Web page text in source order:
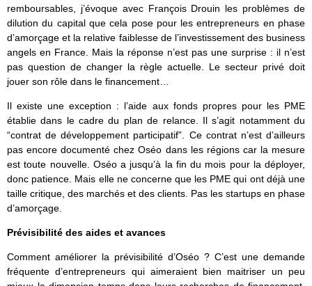
remboursables, j’évoque avec François Drouin les problèmes de
dilution du capital que cela pose pour les entrepreneurs en phase
d’amorçage et la relative faiblesse de l’investissement des business
angels en France. Mais la réponse n’est pas une surprise : il n’est
pas question de changer la règle actuelle. Le secteur privé doit
jouer son rôle dans le financement…
Il existe une exception : l’aide aux fonds propres pour les PME
établie dans le cadre du plan de relance. Il s’agit notamment du
“contrat de développement participatif”. Ce contrat n’est d’ailleurs
pas encore documenté chez Oséo dans les régions car la mesure
est toute nouvelle. Oséo a jusqu’à la fin du mois pour la déployer,
donc patience. Mais elle ne concerne que les PME qui ont déjà une
taille critique, des marchés et des clients. Pas les startups en phase
d’amorçage.
Prévisibilité des aides et avances
Comment améliorer la prévisibilité d’Oséo ? C’est une demande
fréquente d’entrepreneurs qui aimeraient bien maitriser un peu